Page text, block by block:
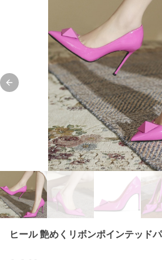
Previous slide
ヒール 艶めくリボンポインテッド